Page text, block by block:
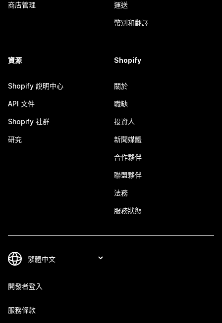
商店管理 運送
幣別和翻譯
資源
Shopify 說明中心
API 文件
Shopify 社群
研究
Shopify
關於
職缺
投資人
新聞媒體
合作夥伴
聯盟夥伴
法務
服務狀態
開發者登入
服務條款